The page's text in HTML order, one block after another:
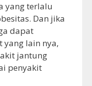
yang terlalu
Dan jika
dapat
yang lain nya,
jantung
penyakit